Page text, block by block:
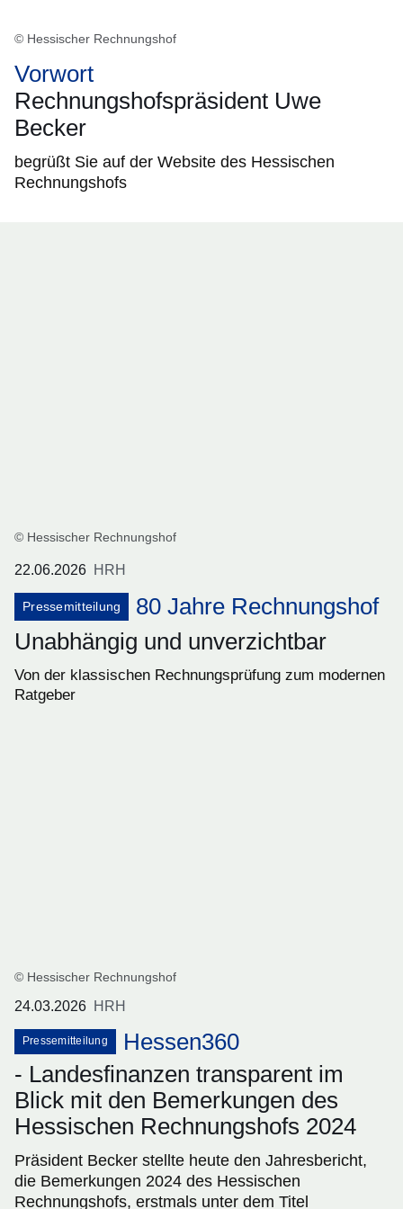
© Hessischer Rechnungshof
Vorwort
Rechnungshofspräsident Uwe
Becker
begrüßt Sie auf der Website des Hessischen
Rechnungshofs
© Hessischer Rechnungshof
22.06.2026 HRH
Pressemitteilung
80 Jahre Rechnungshof
Unabhängig und unverzichtbar
Von der klassischen Rechnungsprüfung zum modernen
Ratgeber
© Hessischer Rechnungshof
24.03.2026 HRH
Pressemitteilung
Hessen360
- Landesfinanzen transparent im
Blick mit den Bemerkungen des
Hessischen Rechnungshofs 2024
Präsident Becker stellte heute den Jahresbericht,
die Bemerkungen 2024 des Hessischen
Rechnungshofs, erstmals unter dem Titel